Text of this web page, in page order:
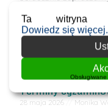
Krakowską, która jest
poświęcone będzie
laboratoryjnym oraz
laboratorium.
Terminy
28 maja 2026 Monika
Ta witryna
Dowiedz się więcej.